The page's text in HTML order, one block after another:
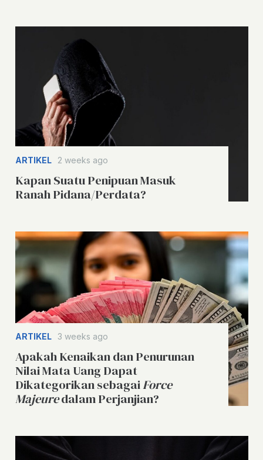
ARTIKEL 2 weeks ago
Kapan Suatu Penipuan Masuk
Ranah Pidana/Perdata?
ARTIKEL 3 weeks ago
Apakah Kenaikan dan Penurunan
Nilai Mata Uang Dapat
Dikategorikan sebagaiForce
Majeuredalam Perjanjian?